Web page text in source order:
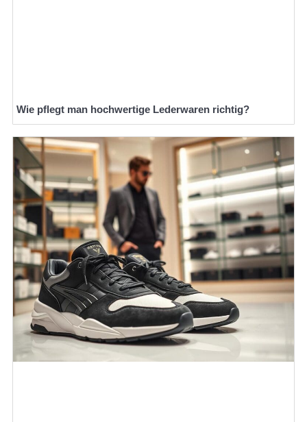
Wie pflegt man hochwertige Lederwaren richtig?